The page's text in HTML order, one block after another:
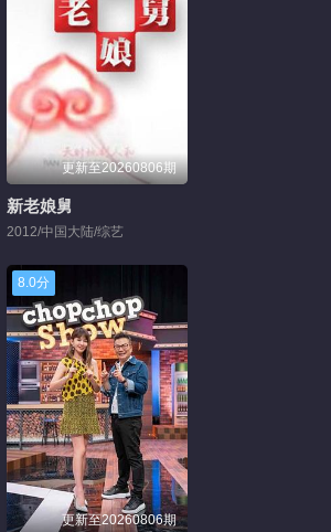
更新至20260806期
新老娘舅
2012/中国大陆/综艺
8.0分
更新至20260806期